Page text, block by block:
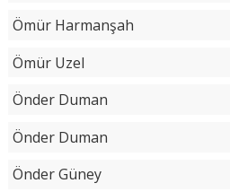
Ömür Harmanşah
Ömür Uzel
Önder Duman
Önder Duman
Önder Güney